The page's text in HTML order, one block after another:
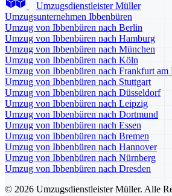
Umzugsdienstleister Müller
Umzugsunternehmen Ibbenbüren
Umzug von Ibbenbüren nach Berlin
Umzug von Ibbenbüren nach Hamburg
Umzug von Ibbenbüren nach München
Umzug von Ibbenbüren nach Köln
Umzug von Ibbenbüren nach Frankfurt am
Umzug von Ibbenbüren nach Stuttgart
Umzug von Ibbenbüren nach Düsseldorf
Umzug von Ibbenbüren nach Leipzig
Umzug von Ibbenbüren nach Dortmund
Umzug von Ibbenbüren nach Essen
Umzug von Ibbenbüren nach Bremen
Umzug von Ibbenbüren nach Hannover
Umzug von Ibbenbüren nach Nürnberg
Umzug von Ibbenbüren nach Dresden
© 2026 Umzugsdienstleister Müller. Alle